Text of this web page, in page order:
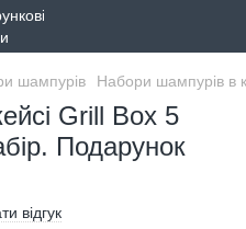
шампурів Набори шампурів в
Grill Box 5
Подарунок
відгук